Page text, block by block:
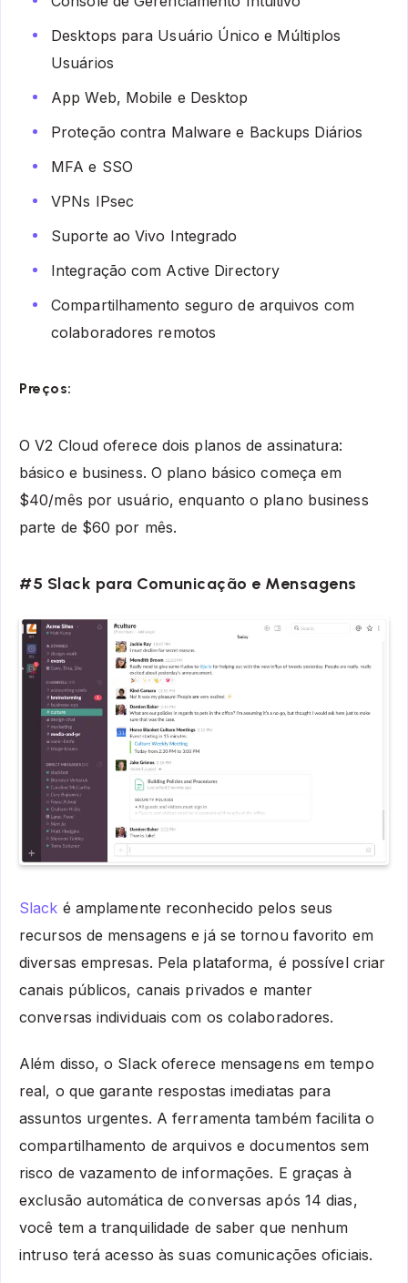
Desktops para Usuário Único e Múltiplos
Usuários
App Web, Mobile e Desktop
Proteção contra Malware e Backups Diários
MFA e SSO
VPNs IPsec
Suporte ao Vivo Integrado
Integração com Active Directory
Compartilhamento seguro de arquivos com
colaboradores remotos
Preços:
O V2 Cloud oferece dois planos de assinatura:
básico e business. O plano básico começa em
$40/mês por usuário, enquanto o plano business
parte de $60 por mês.
#5 Slack para Comunicação e Mensagens
Slack é amplamente reconhecido pelos seus
recursos de mensagens e já se tornou favorito em
diversas empresas. Pela plataforma, é possível criar
canais públicos, canais privados e manter
conversas individuais com os colaboradores.
Além disso, o Slack oferece mensagens em tempo
real, o que garante respostas imediatas para
assuntos urgentes. A ferramenta também facilita o
compartilhamento de arquivos e documentos sem
risco de vazamento de informações. E graças à
exclusão automática de conversas após 14 dias,
você tem a tranquilidade de saber que nenhum
intruso terá acesso às suas comunicações oficiais.